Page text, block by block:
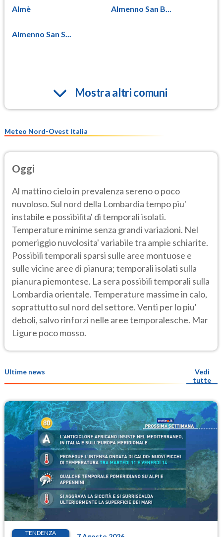
Almè Almenno San B...
Almenno San S...
Mostra altri comuni
Meteo Nord-Ovest Italia
Oggi
Al mattino cielo in prevalenza sereno o poco
nuvoloso. Sul nord della Lombardia tempo piu'
instabile e possibilita' di temporali isolati.
Temperature minime senza grandi variazioni. Nel
pomeriggio nuvolosita' variabile tra ampie schiarite.
Possibili temporali sparsi sulle aree montuose e
sulle vicine aree di pianura; temporali isolati sulla
pianura piemontese. La sera possibili temporali sulla
Lombardia orientale. Temperature massime in calo,
soprattutto sul nord del settore. Venti per lo piu'
deboli, salvo rinforzi nelle aree temporalesche. Mar
Ligure poco mosso.
Ultime news
Vedi
tutte
TENDENZA